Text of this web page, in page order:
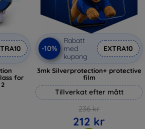
for
-10%
Rabatt
med
kupong
EXTRA10
3mk Silverprotection+ protective
film
Tillverkat efter mått
236 kr
212 kr